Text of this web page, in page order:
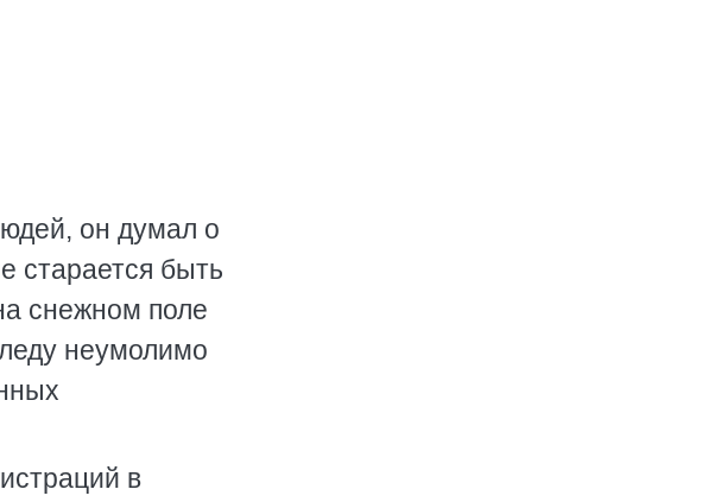
он думал о
старается быть
снежном поле
неумолимо
в